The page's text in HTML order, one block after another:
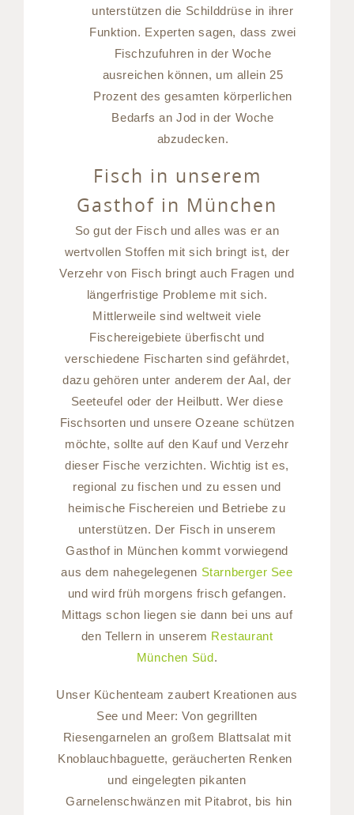
unterstützen die Schilddrüse in ihrer
Funktion. Experten sagen, dass zwei
Fischzufuhren in der Woche
ausreichen können, um allein 25
Prozent des gesamten körperlichen
Bedarfs an Jod in der Woche
abzudecken.
Fisch in unserem
Gasthof in München
So gut der Fisch und alles was er an
wertvollen Stoffen mit sich bringt ist, der
Verzehr von Fisch bringt auch Fragen und
längerfristige Probleme mit sich.
Mittlerweile sind weltweit viele
Fischereigebiete überfischt und
verschiedene Fischarten sind gefährdet,
dazu gehören unter anderem der Aal, der
Seeteufel oder der Heilbutt. Wer diese
Fischsorten und unsere Ozeane schützen
möchte, sollte auf den Kauf und Verzehr
dieser Fische verzichten. Wichtig ist es,
regional zu fischen und zu essen und
heimische Fischereien und Betriebe zu
unterstützen. Der Fisch in unserem
Gasthof in München kommt vorwiegend
aus dem nahegelegenen Starnberger See
und wird früh morgens frisch gefangen.
Mittags schon liegen sie dann bei uns auf
den Tellern in unserem Restaurant
München Süd.
Unser Küchenteam zaubert Kreationen aus
See und Meer: Von gegrillten
Riesengarnelen an großem Blattsalat mit
Knoblauchbaguette, geräucherten Renken
und eingelegten pikanten
Garnelenschwänzen mit Pitabrot, bis hin